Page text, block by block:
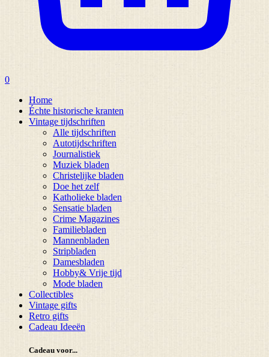
0
Home
Échte historische kranten
Vintage tijdschriften
Alle tijdschriften
Autotijdschriften
Journalistiek
Muziek bladen
Christelijke bladen
Doe het zelf
Katholieke bladen
Sensatie bladen
Crime Magazines
Familiebladen
Mannenbladen
Stripbladen
Damesbladen
Hobby& Vrije tijd
Mode bladen
Collectibles
Vintage gifts
Retro gifts
Cadeau Ideeën
Cadeau voor...